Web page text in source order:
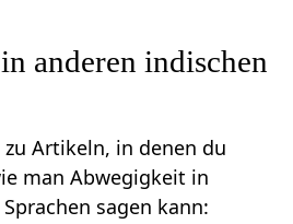
anderen indischen
Artikeln, in denen du
man Abwegigkeit in
sagen kann: